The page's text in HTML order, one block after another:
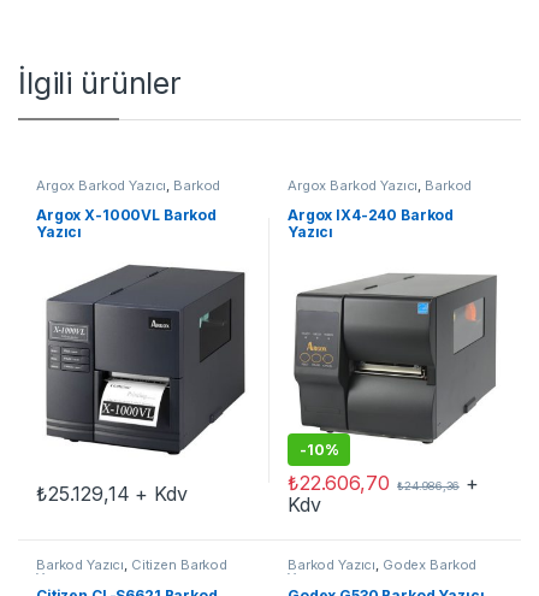
İlgili ürünler
Argox Barkod Yazıcı, Barkod
Argox X-1000VL Barkod
Yazıcı
₺25.129,14 + Kdv
Argox Barkod Yazıcı, Barkod
Argox IX4-240 Barkod
Yazıcı
-10%
₺22.606,70 ₺24.986,36+
Kdv
Barkod Yazıcı, Citizen Barkod
Yazıcı
Barkod Yazıcı, Godex Barkod
Yazıcı